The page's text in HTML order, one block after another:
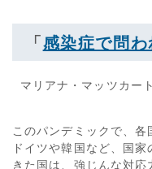
「感染症で問
マリアナ・マッツカー
このパンデミックで、各
ドイツや韓国など、国
きた国は、強じんな対